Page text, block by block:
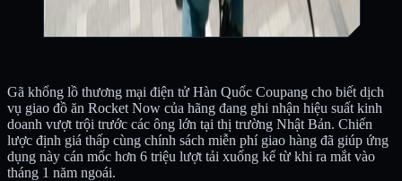
Gã khổng lồ thương mại điện tử Hàn Quốc Coupang cho biết dịch
vụ giao đồ ăn Rocket Now của hãng đang ghi nhận hiệu suất kinh
doanh vượt trội trước các ông lớn tại thị trường Nhật Bản. Chiến
lược định giá thấp cùng chính sách miễn phí giao hàng đã giúp ứng
dụng này cán mốc hơn 6 triệu lượt tải xuống kể từ khi ra mắt vào
tháng 1 năm ngoái.